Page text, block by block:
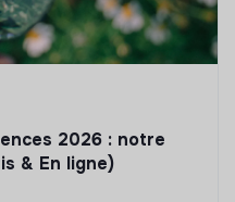
2026 : notre
& En ligne)